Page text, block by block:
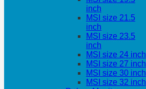
inch
MSI size 21.5
inch
MSI size 23.5
inch
MSI size 24 inch
MSI size 27 inch
MSI size 30 inch
MSI size 32 inch